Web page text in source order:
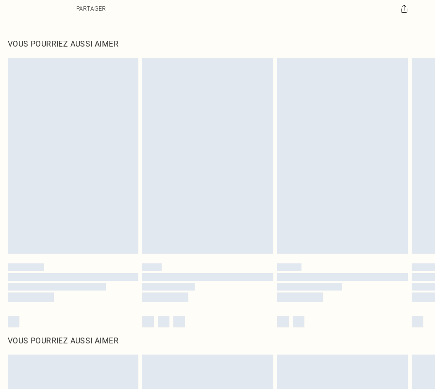
€7.99
Veuillez noter que nous ne pouvons pas rembourser les masques tendance, les cosmétiques, les bijoux pour piercings, les jouets
également être essayées en intérieur. Les articles pour la maison, y compris le linge de lit, les matelas, les surmatelas et les
PARTAGER
VOUS POURRIEZ AUSSI AIMER
VOUS POURRIEZ AUSSI AIMER